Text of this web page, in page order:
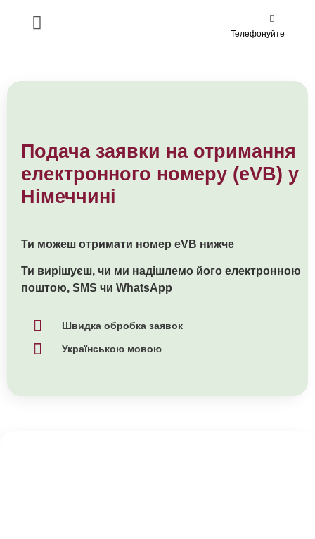
Телефонуйте
Подача заявки на отримання
електронного номеру (eVB) у
Німеччині
Ти можеш отримати номер eVB нижче
Ти вирішуєш, чи ми надішлемо його електронною
поштою, SMS чи WhatsApp
Швидка обробка заявок
Українською мовою